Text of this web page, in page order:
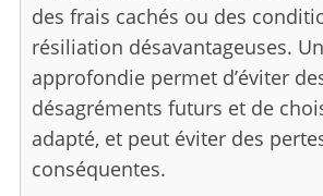
des frais cachés ou des
résiliation désavantageuses.
approfondie permet d’éviter
désagréments futurs et de
adapté, et peut éviter des
conséquentes.